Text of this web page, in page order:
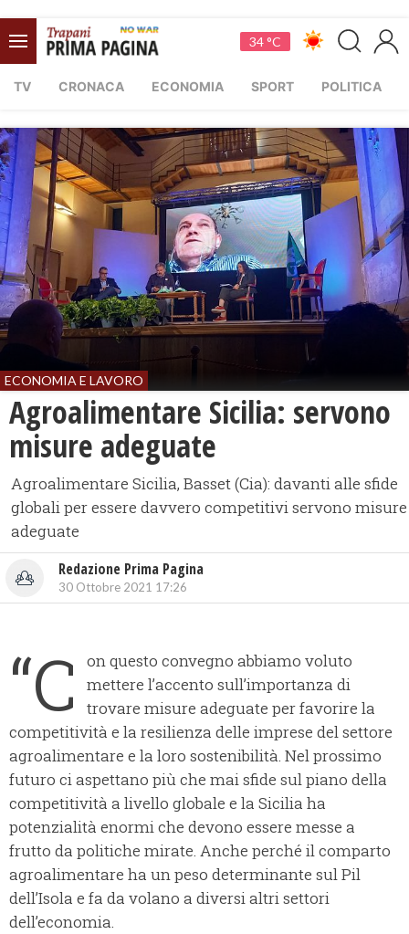
34 °C
TV CRONACA ECONOMIA SPORT POLITICA
ECONOMIA E LAVORO
Agroalimentare Sicilia: servono
misure adeguate
Agroalimentare Sicilia, Basset (Cia): davanti alle sfide
globali per essere davvero competitivi servono misure
adeguate
Redazione Prima Pagina
30 Ottobre 2021 17:26
“C
on questo convegno abbiamo voluto
mettere l’accento sull’importanza di
trovare misure adeguate per favorire la
competitività e la resilienza delle imprese del settore
agroalimentare e la loro sostenibilità. Nel prossimo
futuro ci aspettano più che mai sfide sul piano della
competitività a livello globale e la Sicilia ha
potenzialità enormi che devono essere messe a
frutto da politiche mirate. Anche perché il comparto
agroalimentare ha un peso determinante sul Pil
dell’Isola e fa da volano a diversi altri settori
dell’economia.